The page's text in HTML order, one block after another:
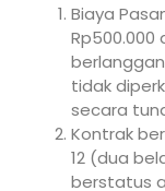
Biaya
tidak
secara
Kontrak
12 (dua
berstatus